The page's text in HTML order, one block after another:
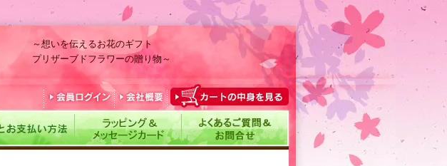
～想いを伝えるお花のギフト
プリザーブドフラワーの贈り物～